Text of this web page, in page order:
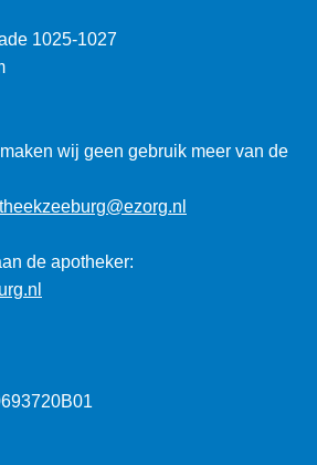
1025-1027
wij geen gebruik meer van de
de apotheker: